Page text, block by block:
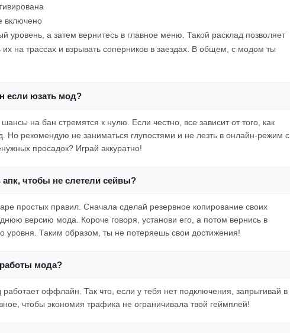
включено
уровень, а затем вернитесь в главное меню. Такой расклад позволяет
на трассах и взрывать соперников в заездах. В общем, с модом ты
если юзать мод?
на бан стремятся к нулю. Если честно, все зависит от того, как
Но рекомендую не заниматься глупостями и не лезть в онлайн-режим с
просадок? Играй аккуратно!
апк, чтобы не слетели сейвы?
простых правил. Сначала сделай резервное копирование своих
версию мода. Короче говоря, установи его, а потом вернись в
уровня. Таким образом, ты не потеряешь свои достижения!
мода?
оффлайн. Так что, если у тебя нет подключения, запрыгивай в
чтобы экономия трафика не ограничивала твой геймплей!